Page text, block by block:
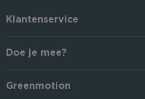
Klantenservice
Doe je mee?
Greenmotion